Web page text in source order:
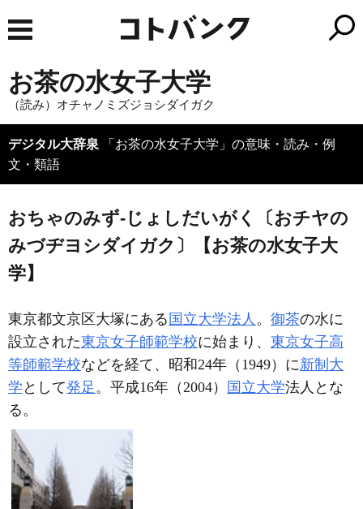
お茶の水女子大学
（読み）オチャノミズジョシダイガク
デジタル大辞泉 「お茶の水女子大学」の意味・読み・例
文・類語
おちゃのみず‐じょしだいがく〔おチヤの
みづヂヨシダイガク〕【お茶の水女子大
学】
東京都文京区大塚にある 国立大学法人 。 御茶の水に
設立された東京女子師範学校に始まり、 東京女子高
等師範学校などを経て、昭和24年（1949）に新制大
学 として発足 。平成16年（2004） 国立大学法人とな
る。